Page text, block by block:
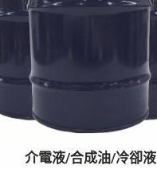
介電液/合成油/冷卻液